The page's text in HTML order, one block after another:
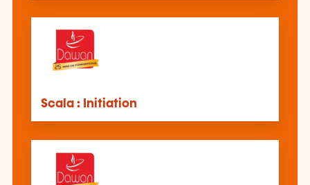
Scala : Initiation